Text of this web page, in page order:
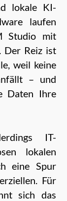
lokale KI-
laufen
Studio mit
Der Reiz ist
weil keine
– und
Daten Ihre
IT-
lokalen
eine Spur
Für
sich das